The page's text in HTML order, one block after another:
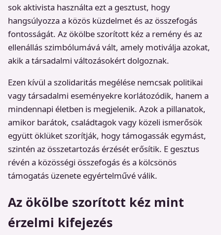
sok aktivista használta ezt a gesztust, hogy
hangsúlyozza a közös küzdelmet és az összefogás
fontosságát. Az ökölbe szorított kéz a remény és az
ellenállás szimbólumává vált, amely motiválja azokat,
akik a társadalmi változásokért dolgoznak.
Ezen kívül a szolidaritás megélése nemcsak politikai
vagy társadalmi eseményekre korlátozódik, hanem a
mindennapi életben is megjelenik. Azok a pillanatok,
amikor barátok, családtagok vagy közeli ismerősök
együtt öklüket szorítják, hogy támogassák egymást,
szintén az összetartozás érzését erősítik. E gesztus
révén a közösségi összefogás és a kölcsönös
támogatás üzenete egyértelművé válik.
Az ökölbe szorított kéz mint
érzelmi kifejezés